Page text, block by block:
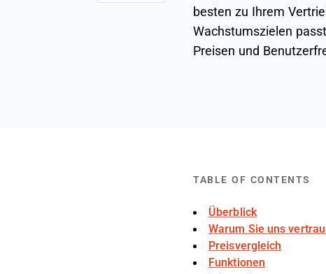
besten zu Ihrem
Wachstumszielen
Preisen und
TABLE OF CONTENTS
Überblick
Warum Sie uns
Preisvergleich
Funktionen